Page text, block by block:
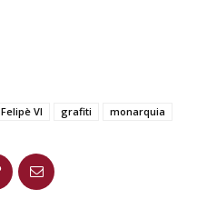
Felipè VI grafiti
monarquia